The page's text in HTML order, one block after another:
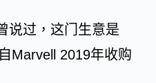
说过，这门生意是
Marvell 2019年收购